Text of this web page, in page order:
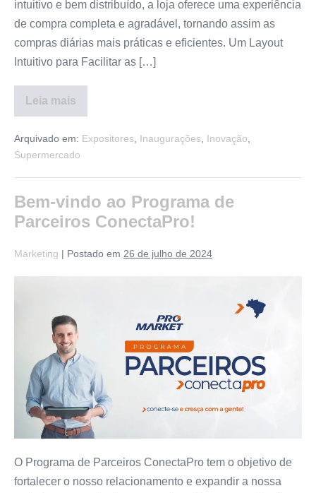
intuitivo e bem distribuído, a loja oferece uma experiência
de compra completa e agradável, tornando assim as
compras diárias mais práticas e eficientes. Um Layout
Intuitivo para Facilitar as […]
Leia mais
Arquivado em: Expositores, Inaugurações, Inovação,
Supermercado
Bem-vindo ao Programa de
Parceiros ConectaPro!
Marketing | Postado em 26 de julho de 2024
O Programa de Parceiros ConectaPro tem o objetivo de
fortalecer o nosso relacionamento e expandir a nossa